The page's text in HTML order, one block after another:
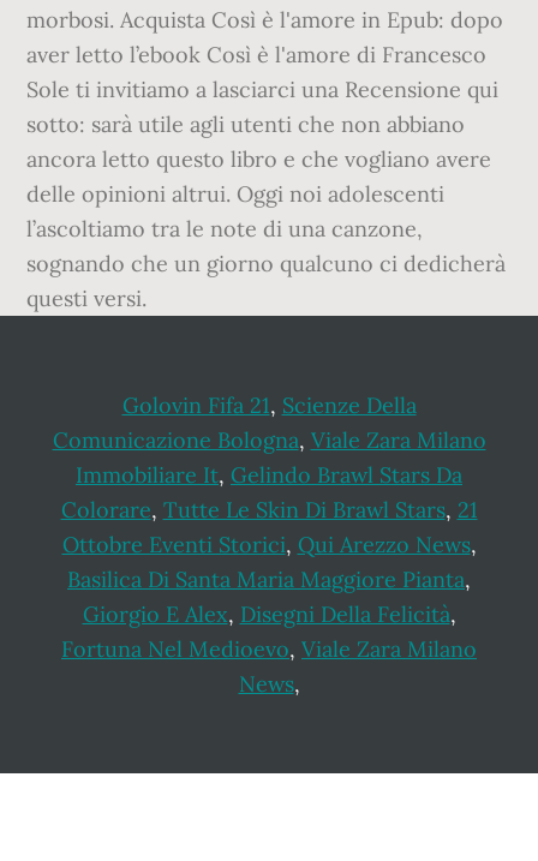
morbosi. Acquista Così è l'amore in Epub: dopo
aver letto l’ebook Così è l'amore di Francesco
Sole ti invitiamo a lasciarci una Recensione qui
sotto: sarà utile agli utenti che non abbiano
ancora letto questo libro e che vogliano avere
delle opinioni altrui. Oggi noi adolescenti
l’ascoltiamo tra le note di una canzone,
sognando che un giorno qualcuno ci dedicherà
questi versi.
Golovin Fifa 21, Scienze Della
Comunicazione Bologna, Viale Zara Milano
Immobiliare It, Gelindo Brawl Stars Da
Colorare, Tutte Le Skin Di Brawl Stars, 21
Ottobre Eventi Storici, Qui Arezzo News,
Basilica Di Santa Maria Maggiore Pianta,
Giorgio E Alex, Disegni Della Felicità,
Fortuna Nel Medioevo, Viale Zara Milano
News,